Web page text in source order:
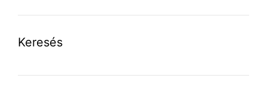
Keresés